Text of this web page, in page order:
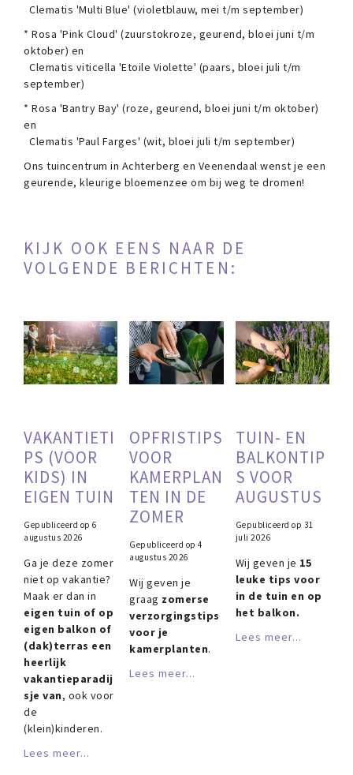
Clematis 'Multi Blue' (violetblauw, mei t/m september)
* Rosa 'Pink Cloud' (zuurstokroze, geurend, bloei juni t/m
oktober) en
Clematis viticella 'Etoile Violette' (paars, bloei juli t/m
september)
* Rosa 'Bantry Bay' (roze, geurend, bloei juni t/m oktober)
en
Clematis 'Paul Farges' (wit, bloei juli t/m september)
Ons tuincentrum in Achterberg en Veenendaal wenst je een
geurende, kleurige bloemenzee om bij weg te dromen!
KIJK OOK EENS NAAR DE
VOLGENDE BERICHTEN:
VAKANTIETI
PS (VOOR
KIDS) IN
EIGEN TUIN
Gepubliceerd op 6
augustus 2026
Ga je deze zomer
niet op vakantie?
Maak er dan in
eigen tuin of op
eigen balkon of
(dak)terras een
heerlijk
vakantieparadij
sje van, ook voor
de
(klein)kinderen.
Lees meer...
OPFRISTIPS
VOOR
KAMERPLAN
TEN IN DE
ZOMER
Gepubliceerd op4
augustus 2026
Wij geven je
graag zomerse
verzorgingstips
voor je
kamerplanten.
Lees meer...
TUIN- EN
BALKONTIP
S VOOR
AUGUSTUS
Gepubliceerd op 31
juli 2026
Wij geven je 15
leuke tips voor
in de tuin en op
het balkon.
Lees meer...